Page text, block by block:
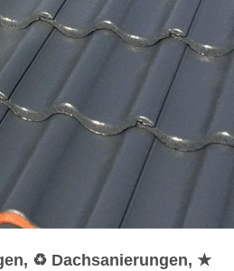
♻ Dachsanierungen, ★